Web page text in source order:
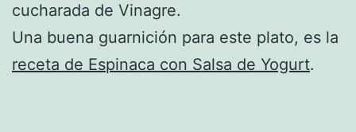
cucharada de Vinagre.
Una buena guarnición para este plato, es la
receta de Espinaca con Salsa de Yogurt.